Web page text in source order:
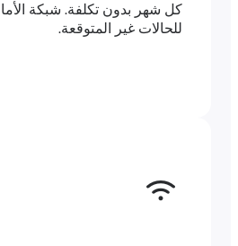
كل شهر بدون تكلفة. شبكة الأمان
للحالات غير المتوقعة.